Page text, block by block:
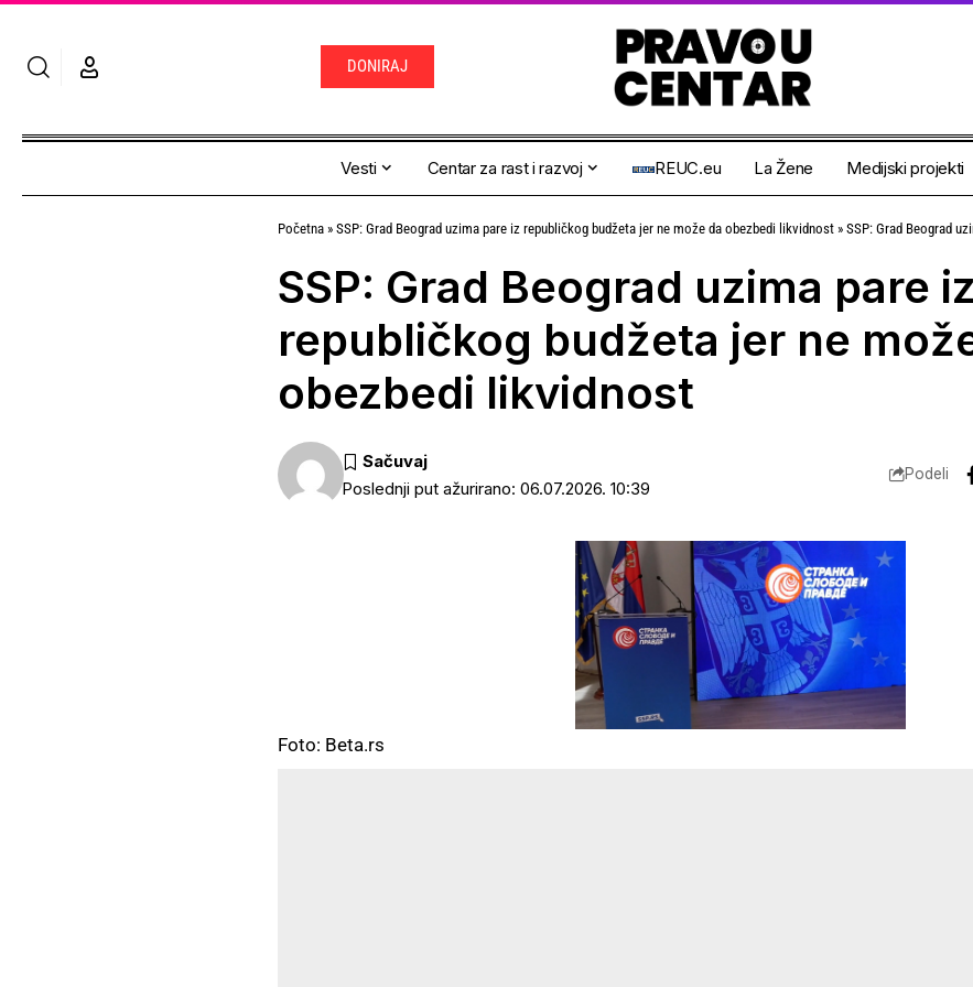
DONIRAJ
Vesti Centar za rast i razvoj REUC.eu La Žene Medijski projekti
Početna » SSP: Grad Beograd uzima pare iz republičkog budžeta jer ne može da obezbedi likvidnost » SSP: Grad Beograd uzima
SSP: Grad Beograd uzima pare iz
republičkog budžeta jer ne
obezbedi likvidnost
Poslednji put ažurirano: 06.07.2026. 10:39
Podeli
Foto: Beta.rs